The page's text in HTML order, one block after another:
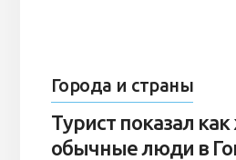
Города и страны
Турист показал
обычные люди в